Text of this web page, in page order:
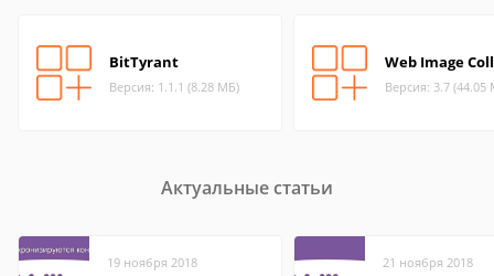
BitTyrant
Версия: 1.1.1 (8.28 МБ)
Web Image
Версия: 3.7 (44.05
Актуальные статьи
19 ноября 2018 21 ноября 2018